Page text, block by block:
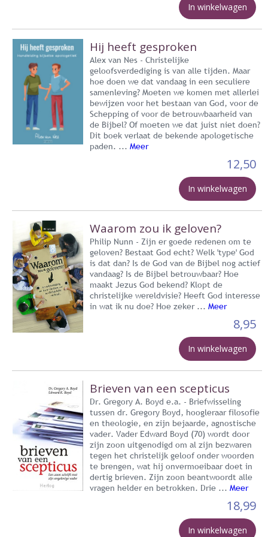
In winkelwagen
Hij heeft gesproken
Alex van Nes - Christelijke
geloofsverdediging is van alle tijden. Maar
hoe doen we dat vandaag in een seculiere
samenleving? Moeten we komen met allerlei
bewijzen voor het bestaan van God, voor de
Schepping of voor de betrouwbaarheid van
de Bijbel? Of moeten we dat juist niet doen?
Dit boek verlaat de bekende apologetische
paden. ... Meer
12,50
In winkelwagen
Waarom zou ik geloven?
Philip Nunn - Zijn er goede redenen om te
geloven? Bestaat God echt? Welk 'type' God
is dat dan? Is de God van de Bijbel nog actief
vandaag? Is de Bijbel betrouwbaar? Hoe
maakt Jezus God bekend? Klopt de
christelijke wereldvisie? Heeft God interesse
in wat ik nu doe? Hoe zeker ... Meer
8,95
In winkelwagen
Brieven van een scepticus
Dr. Gregory A. Boyd e.a. - Briefwisseling
tussen dr. Gregory Boyd, hoogleraar filosofie
en theologie, en zijn bejaarde, agnostische
vader. Vader Edward Boyd (70) wordt door
zijn zoon uitgenodigd om al zijn bezwaren
tegen het christelijk geloof onder woorden
te brengen, wat hij onvermoeibaar doet in
dertig brieven. Zijn zoon beantwoordt alle
vragen helder en betrokken. Drie ... Meer
18,99
In winkelwagen